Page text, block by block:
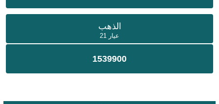
الذهب
عيار 21
1539900